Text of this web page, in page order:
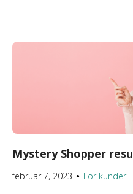
Mystery Shopper
februar 7, 2023 ● For kunder